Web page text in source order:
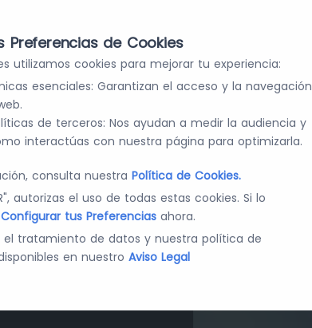
Farma y
y cambios en el
industria
Preferencias de Cookies
utilizamos cookies para mejorar tu experiencia:
esenciales: Garantizan el acceso y la navegación
de terceros: Nos ayudan a medir la audiencia y
interactúas con nuestra página para optimizarla.
consulta nuestra Política de Cookies.
autorizas el uso de todas estas cookies. Si lo
Configurar tus Preferencias ahora.
el tratamiento de datos y nuestra política de
en nuestro Aviso Legal